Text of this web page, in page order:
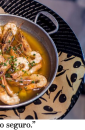
seguro.”